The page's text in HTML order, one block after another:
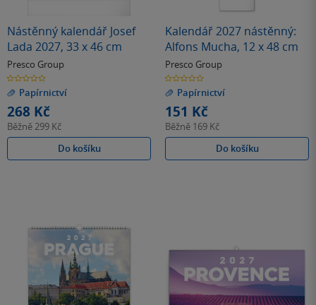
Nástěnný kalendář Josef
Lada 2027, 33 x 46 cm
Presco Group
0.0
z
5
hvězdiček
Papírnictví
268 Kč
Běžně299 Kč
Do košíku
Kalendář 2027 nástěnný:
Alfons Mucha, 12 x 48 cm
Presco Group
0.0
z
5
hvězdiček
Papírnictví
151 Kč
Běžně 169 Kč
Do košíku